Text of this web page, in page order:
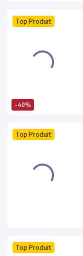
-40%
Top Produit
Top Produit
Top Produit